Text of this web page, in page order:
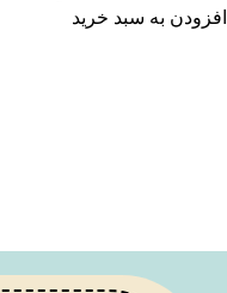
افزودن به سبد خرید